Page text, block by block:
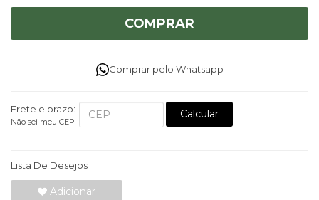
COMPRAR
Comprar pelo Whatsapp
Frete e prazo:
Não sei meu CEP
Calcular
Lista De Desejos
Adicionar